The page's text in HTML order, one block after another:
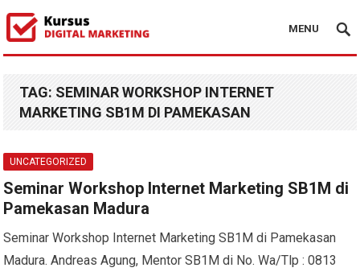
MENU
TAG: SEMINAR WORKSHOP INTERNET
MARKETING SB1M DI PAMEKASAN
UNCATEGORIZED
Seminar Workshop Internet Marketing SB1M di
Pamekasan Madura
Seminar Workshop Internet Marketing SB1M di Pamekasan
Madura. Andreas Agung, Mentor SB1M di No. Wa/Tlp : 0813